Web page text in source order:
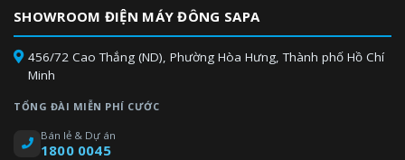
SHOWROOM ĐIỆN MÁY ĐÔNG SAPA
456/72 Cao Thắng (ND), Phường Hòa Hưng, Thành phố Hồ Chí
Minh
TỔNG ĐÀI MIỄN PHÍ CƯỚC
Bán lẻ & Dự án
1800 0045